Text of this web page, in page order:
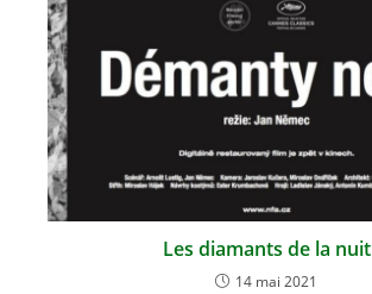
Les diamants de la nuit
14 mai 2021